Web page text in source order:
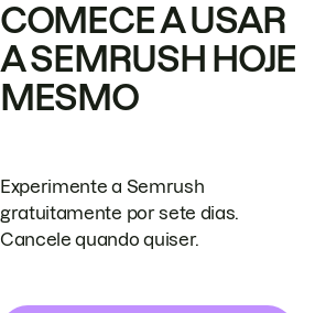
COMECE A USAR
A SEMRUSH HOJE
MESMO
Experimente a Semrush
gratuitamente por sete dias.
Cancele quando quiser.